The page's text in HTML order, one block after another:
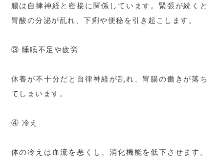
腸は自律神経と密接に関係しています。緊張が続くと
胃酸の分泌が乱れ、下痢や便秘を引き起こします。
③ 睡眠不足や疲労
休養が不十分だと自律神経が乱れ、胃腸の働きが落ち
てしまいます。
④ 冷え
体の冷えは血流を悪くし、消化機能を低下させます。